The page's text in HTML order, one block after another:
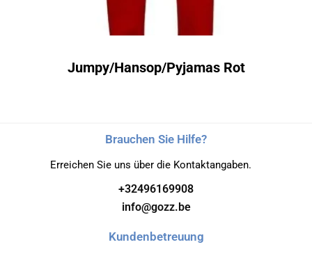
Jumpy/Hansop/Pyjamas Rot
Brauchen Sie Hilfe?
Erreichen Sie uns über die Kontaktangaben.
+32496169908
info@gozz.be
Kundenbetreuung